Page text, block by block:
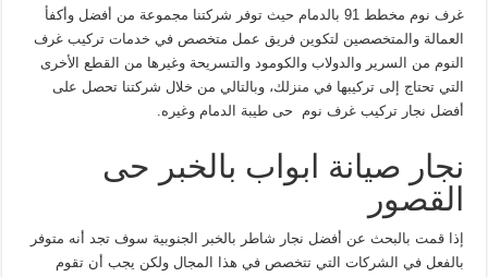
غرف نوم مخطط 91 بالدمام حيث توفر شركتنا مجموعة من أفضل وأكفأ
العمالة والمتخصصين لتكوين فريق عمل متخصص في خدمات تركيب غرف
النوم من السرير والدولاب والكومود والتسريحة وغيرها من القطع الأخرى
التي تحتاج إلى تركيبها في منزلك، وبالتالي من خلال شركتنا تحصل على
أفضل نجار تركيب غرف نوم حى طيبة الدمام وغيره.
نجار صيانة ابواب بالخبر حى
القصور
إذا قمت بالبحث عن أفضل نجار شاطر بالخبر الجنوبية سوف تجد أنه متوفر
بالفعل في الشركات التي تتخصص في هذا المجال ولكن يجب أن تقوم